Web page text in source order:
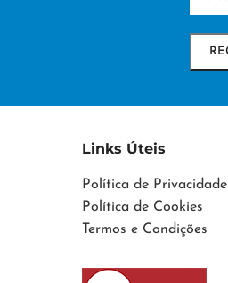
Links Úteis
Política de Privacidade
Política de Cookies
Termos e Condições